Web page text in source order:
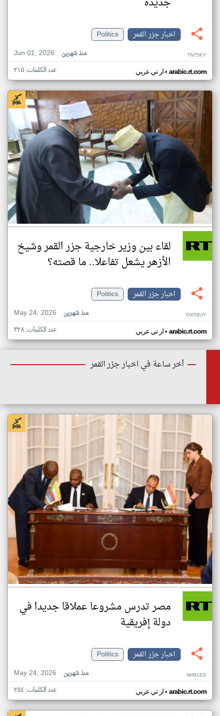
اخبار جزر القمر
Politics
Jun 01, 2026
منذ شهرين TN75KY
ار تي عربي• arabic.rt.com عدد الكلمات: ٢١٥
لقاء بين وزير خارجية جزر القمر وشيخ
الأزهر يشعل تفاعلا.. ما قصته؟
اخبار جزر القمر
Politics
May 24, 2026
منذ شهرين OX58UY
ار تي عربي• arabic.rt.com عدد الكلمات: ٣٢٨
أخر ساعة في اخبار جزر القمر
مصر تدرس مشروعا عملاقا جديدا في
دولة إفريقية
اخبار جزر القمر
Politics
May 24, 2026
منذ شهرين NH91ES
ار تي عربي• arabic.rt.com عدد الكلمات: ٢٥٤